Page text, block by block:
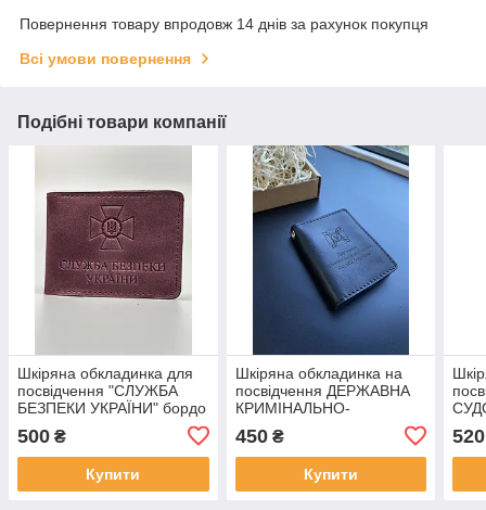
Повернення товару впродовж 14 днів за рахунок покупця
Всі умови повернення
Подібні товари компанії
Шкіряна обкладинка для
посвідчення "СЛУЖБА
БЕЗПЕКИ УКРАЇНИ" бордо
500 ₴
Купити
Шкіряна обкладинка на
посвідчення ДЕРЖАВНА
КРИМІНАЛЬНО-
УКРАЇНИ чорна
450₴
Купити
520